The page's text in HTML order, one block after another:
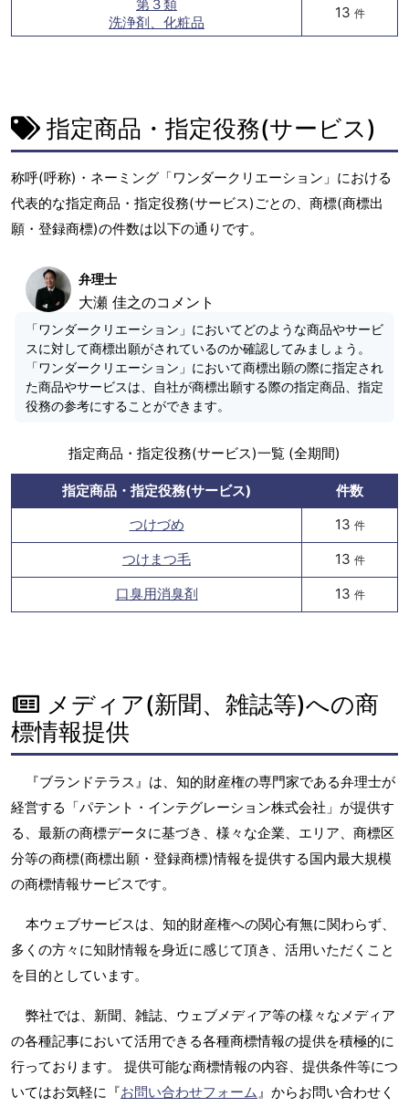
第３類
洗浄剤、化粧品
13 件
指定商品・指定役務(サービス)
称呼(呼称)・ネーミング「ワンダークリエーション」における
代表的な指定商品・指定役務(サービス)ごとの、商標(商標出
願・登録商標)の件数は以下の通りです。
弁理士
大瀬 佳之のコメント
「ワンダークリエーション」においてどのような商品やサービ
スに対して商標出願がされているのか確認してみましょう。
「ワンダークリエーション」において商標出願の際に指定され
た商品やサービスは、自社が商標出願する際の指定商品、指定
役務の参考にすることができます。
指定商品・指定役務(サービス)一覧 (全期間)
指定商品・指定役務(サービス)
件数
つけづめ
13 件
つけまつ毛 13 件
口臭用消臭剤 13 件
メディア(新聞、雑誌等)への商
標情報提供
『ブランドテラス』は、知的財産権の専門家である弁理士が
経営する「パテント・インテグレーション株式会社」が提供す
る、最新の商標データに基づき、様々な企業、エリア、商標区
分等の商標(商標出願・登録商標)情報を提供する国内最大規模
の商標情報サービスです。
本ウェブサービスは、知的財産権への関心有無に関わらず、
多くの方々に知財情報を身近に感じて頂き、活用いただくこと
を目的としています。
弊社では、新聞、雑誌、ウェブメディア等の様々なメディア
の各種記事において活用できる各種商標情報の提供を積極的に
行っております。 提供可能な商標情報の内容、提供条件等につ
いてはお気軽に『お問い合わせフォーム 』からお問い合わせく